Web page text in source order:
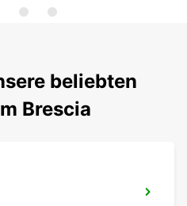
beliebten
Brescia